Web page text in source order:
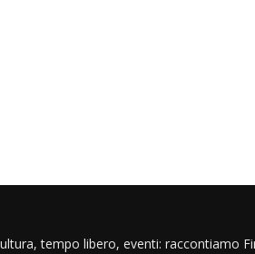
tempo libero, eventi: raccontiamo